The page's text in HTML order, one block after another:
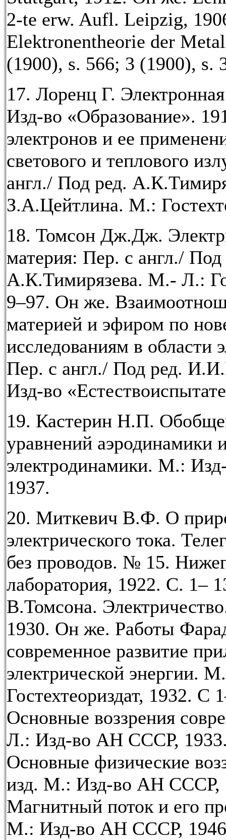
2-te erw. Aufl. Leipzig,
Elektronentheorie der
(1900), s. 566; 3 (1900), s.
17. Лоренц Г.
Изд-во «Образование».
электронов и ее
светового и теплового
англ./ Под ред.
З.А.Цейтлина. М.:
18. Томсон Дж.Дж.
материя: Пер. с англ./ Под
А.К.Тимирязева. М.- Л.:
9–97. Он же.
материей и эфиром по
исследованиям в области
Пер. с англ./ Под ред.
Изд-во
19. Кастерин Н.П.
уравнений аэродинамики
электродинамики. М.:
1937.
20. Миткевич В.Ф. О
электрического тока.
без проводов. № 15.
лаборатория, 1922. С. 1–
В.Томсона.
1930. Он же. Работы
современное развитие
электрической энергии.
Гостехтеориздат, 1932. С
Основные воззрения
Л.: Изд-во АН СССР,
Основные физические
изд. М.: Изд-во АН СССР,
Магнитный поток и его
М.: Изд-во АН СССР,